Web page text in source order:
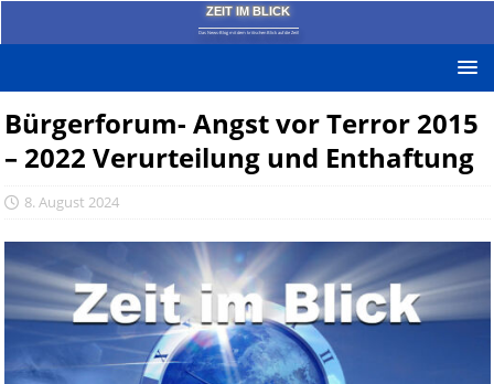
ZEIT IM BLICK
Das News-Blog mit dem kritischen Blick auf die Zeit!
Bürgerforum- Angst vor Terror 2015
– 2022 Verurteilung und Enthaftung
8. August 2024